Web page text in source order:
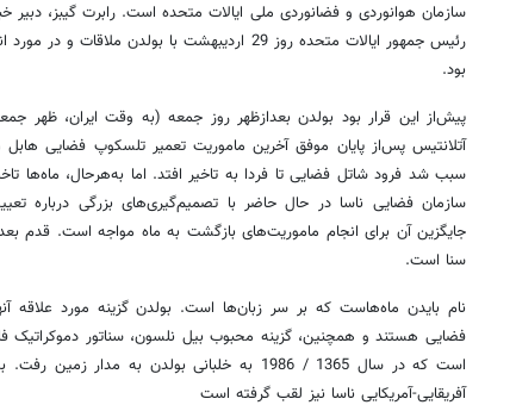
سازمان هوانوردی و فضانوردی ملی ایالات متحده است. رابرت گیبز، دبیر
رئیس جمهور ایالات متحده روز 29 اردیبهشت با
بود.
پیش‌از این قرار بود بولدن بعدازظهر روز جمعه (به وقت ایران، ظهر
آتلانتیس پس‌از پایان موفق آخرین ماموریت تعمیر تلسکوپ فضایی
سبب شد فرود شاتل فضایی تا فردا به تاخیر افتد. اما به‌هرحال، ماه‌ها
سازمان فضایی ناسا در حال حاضر با تصمیم‌گیری‌های بزرگی درباره
جایگزین آن برای انجام ماموریت‌های بازگشت به ماه مواجه است. قدم
سنا است.
نام بایدن ماه‌هاست که بر سر زبان‌ها است. بولدن گزینه مورد علاقه
آفریقایی-آمریکایی ناسا نیز لقب گرفته است